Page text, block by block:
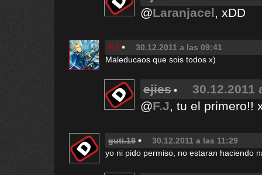
@Laranjacel, xDD
F.J
30.12.2011 a las 09:41
Maleducaos que sois todos x)
ejies
30.12.2011
@F.J, tu el primero!!
guti.19
30.12.2011 a las 11:29
yo ni pido permiso, no estaran haciendo